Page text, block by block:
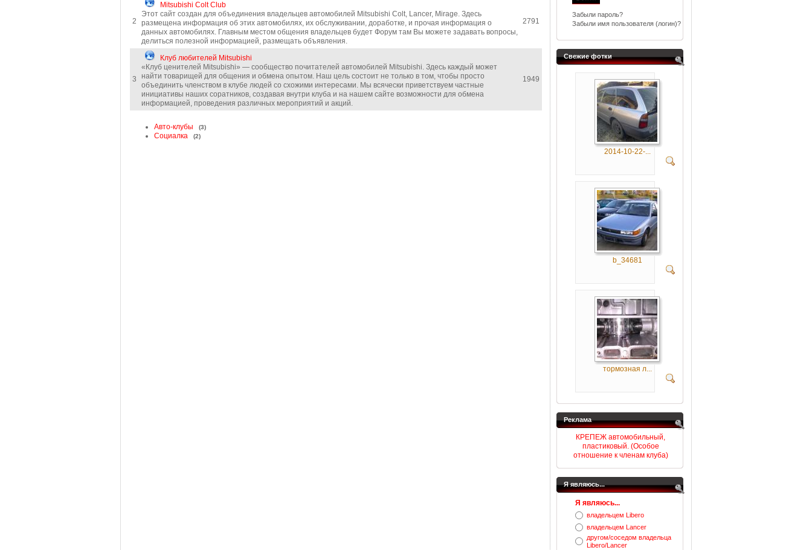
2
Mitsubishi Colt Club
Этот сайт создан для объединения владельцев автомобилей Mitsubishi Colt, Lancer, Mirage. Здесь
размещена информация об этих автомобилях, их обслуживании, доработке, и прочая информация о
данных автомобилях. Главным местом общения владельцев будет Форум там Вы можете задавать вопросы,
делиться полезной информацией, размещать объявления.
2791
3
Клуб любителей Mitsubishi
«Клуб ценителей Mitsubishi» — сообщество почитателей автомобилей Mitsubishi. Здесь каждый может
найти товарищей для общения и обмена опытом. Наш цель состоит не только в том, чтобы просто
объединить членством в клубе людей со схожими интересами. Мы всячески приветствуем частные
инициативы наших соратников, создавая внутри клуба и на нашем сайте возможности для обмена
информацией, проведения различных мероприятий и акций.
1949
Авто-клубы (3)
Социалка (2)
Забыли пароль?
Забыли имя пользователя (логин)?
Свежие фотки
2014-10-22-...
b_34681
тормозная л...
Реклама
КРЕПЕЖ автомобильный,
пластиковый. (Особое
отношение к членам клуба)
Я являюсь...
Я являюсь...
владельцем Libero
владельцем Lancer
другом/соседом владельца
Libero/Lancer